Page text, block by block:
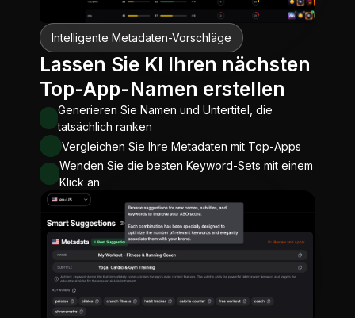
Intelligente Metadaten-Vorschläge
Lassen Sie KI Ihren nächsten
Top-App-Namen erstellen
Generieren Sie Namen und Untertitel, die
tatsächlich ranken
Vergleichen Sie Ihre Metadaten mit Top-Apps
Wenden Sie die besten Keyword-Sets mit einem
Klick an